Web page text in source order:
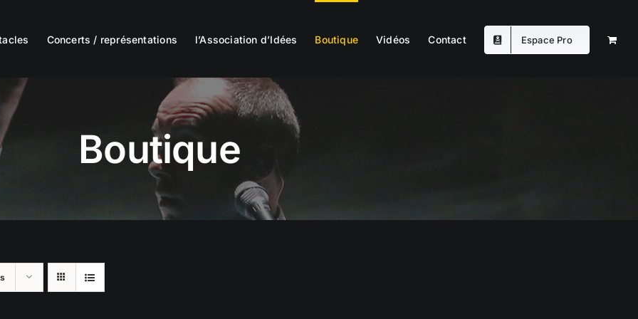
Concerts / représentations l’Association d’Idées Boutique Vidéos Contact Espace Pro
Boutique